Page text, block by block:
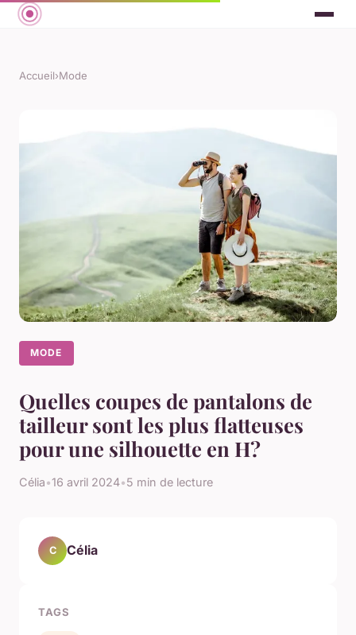
Accueil›Mode
MODE
Quelles coupes de pantalons de
tailleur sont les plus flatteuses
pour une silhouette en H?
Célia•16 avril 2024•5 min de lecture
C Célia
TAGS